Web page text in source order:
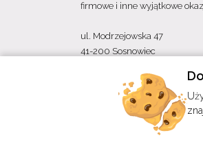
firmowe i inne wyjątkowe
ul. Modrzejowska 47
41-200 Sosnowiec